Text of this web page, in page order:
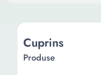
Cuprins
Produse